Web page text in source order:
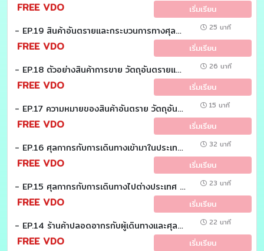
FREE VDO เริ่มเรียน
- EP.19 สินค้าอันตรายและกระบวนการทางศุลกากร (Customs EZ (Easy)) 25 นาที
FREE VDO เริ่มเรียน
- EP.18 ตัวอย่างสินค้าการขาย วัตถุอันตรายและการจัดการตามกฏหมาย (Customs EZ (Easy)) 26 นาที
FREE VDO เริ่มเรียน
- EP.17 ความหมายของสินค้าอันตราย วัตถุอันตราย (Customs EZ (Easy)) 15 นาที
FREE VDO เริ่มเรียน
- EP.16 ศุลกากรกับการเดินทางเข้ามาในประเทศ (Customs EZ (Easy)) 32 นาที
FREE VDO เริ่มเรียน
- EP.15 ศุลกากรกับการเดินทางไปต่างประเทศ (Customs EZ (Easy)) 23 นาที
FREE VDO เริ่มเรียน
- EP.14 ร้านค้าปลอดอากรกับผู้เดินทางและศุลกากร (Customs EZ (Easy)) 22 นาที
FREE VDO เริ่มเรียน